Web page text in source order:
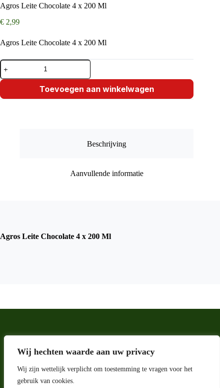
Wij hechten waarde aan uw privacy
Wij zijn wettelijk verplicht om toestemming te vragen voor het
gebruik van cookies.
Agros Leite Chocolate 4 x 200 Ml
€ 2,99
Agros Leite Chocolate 4 x 200 Ml
Agros
Leite
Chocolate
x
Toevoegen aan winkelwagen
Beschrijving
Aanvullende informatie
Agros Leite Chocolate 4 x 200 Ml